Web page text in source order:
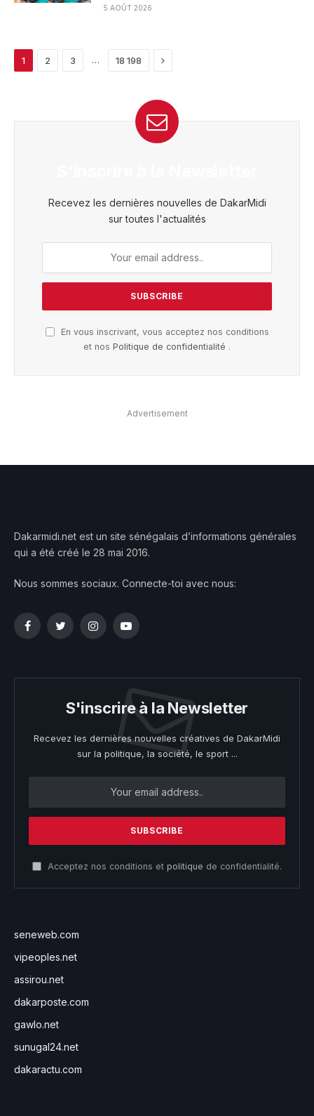
5 AOÛT 2026
1 2 3 … 18 198 Next
Recevez les dernières nouvelles de DakarMidi
sur toutes l'actualités
En vous inscrivant, vous acceptez nos conditions
et nos Politique de confidentialité .
Advertisement
Dakarmidi.net est un site sénégalais d’informations générales
qui a été créé le 28 mai 2016.
Nous sommes sociaux. Connecte-toi avec nous:
FacebookTwitterInstagramYouTube
S'inscrire à la Newsletter
Recevez les dernières nouvelles créatives de DakarMidi
sur la politique, la société, le sport ...
Acceptez nos conditions et politique de confidentialité.
seneweb.com
vipeoples.net
assirou.net
dakarposte.com
gawlo.net
sunugal24.net
dakaractu.com